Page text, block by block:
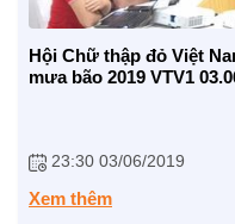
Hội Chữ thập đỏ Việt
mưa bão 2019 VTV1
23:30 03/06/2019
Xem thêm